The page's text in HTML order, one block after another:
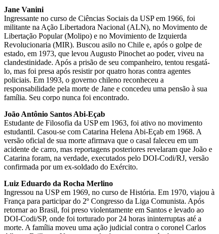
Jane Vanini
Ingressante no curso de Ciências Sociais da USP em 1966, foi
militante na Ação Libertadora Nacional (ALN), no Movimento de
Libertação Popular (Molipo) e no Movimiento de Izquierda
Revolucionaria (MIR). Buscou asilo no Chile e, após o golpe de
estado, em 1973, que levou Augusto Pinochet ao poder, viveu na
clandestinidade. Após a prisão de seu companheiro, tentou resgatá-
lo, mas foi presa após resistir por quatro horas contra agentes
policiais. Em 1993, o governo chileno reconheceu a
responsabilidade pela morte de Jane e concedeu uma pensão à sua
família. Seu corpo nunca foi encontrado.
João Antônio Santos Abi-Eçab
Estudante de Filosofia da USP em 1963, foi ativo no movimento
estudantil. Casou-se com Catarina Helena Abi-Eçab em 1968. A
versão oficial de sua morte afirmava que o casal faleceu em um
acidente de carro, mas reportagens posteriores revelaram que João e
Catarina foram, na verdade, executados pelo DOI-Codi/RJ, versão
confirmada por um ex-soldado do Exército.
Luiz Eduardo da Rocha Merlino
Ingressou na USP em 1969, no curso de História. Em 1970, viajou à
França para participar do 2º Congresso da Liga Comunista. Após
retornar ao Brasil, foi preso violentamente em Santos e levado ao
DOI-Codi/SP, onde foi torturado por 24 horas ininterruptas até a
morte. A família moveu uma ação judicial contra o coronel Carlos